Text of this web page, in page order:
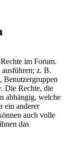
im Forum.
z. B.
Benutzergruppen
Die Rechte, die
abhängig, welche
ein anderer
auch volle
das